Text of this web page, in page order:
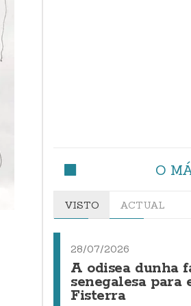
O
VISTO ACTUAL
28/07/2026
A odisea dunha
senegalesa para
Fisterra